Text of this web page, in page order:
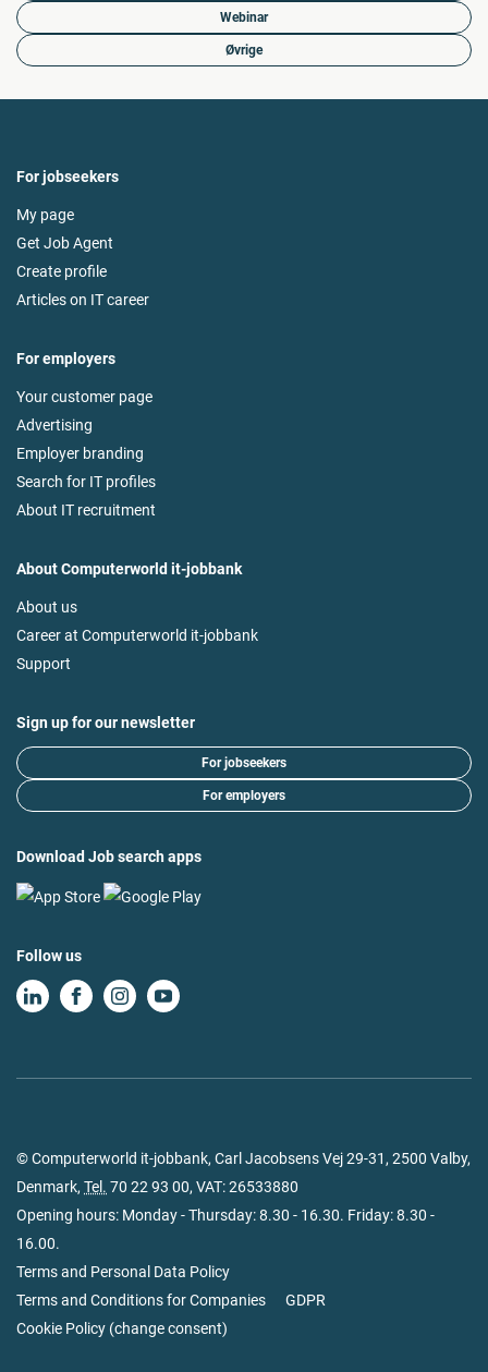
Webinar
Øvrige
For jobseekers
My page
Get Job Agent
Create profile
Articles on IT career
For employers
Your customer page
Advertising
Employer branding
Search for IT profiles
About IT recruitment
About Computerworld it-jobbank
About us
Career at Computerworld it-jobbank
Support
Sign up for our newsletter
For jobseekers
For employers
Download Job search apps
Follow us
© Computerworld it-jobbank, Carl Jacobsens Vej 29-31, 2500 Valby,
Denmark, Tel. 70 22 93 00, VAT: 26533880
Opening hours: Monday - Thursday: 8.30 - 16.30. Friday: 8.30 -
16.00.
Terms and Personal Data Policy
Terms and Conditions for Companies
GDPR
Cookie Policy (change consent)